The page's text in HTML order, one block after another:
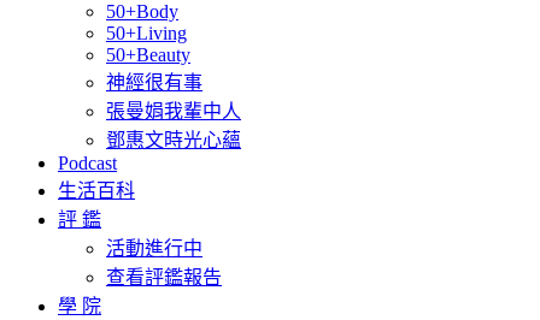
50+Body
50+Living
50+Beauty
神經很有事
張曼娟我輩中人
鄧惠文時光心蘊
Podcast
生活百科
評 鑑
活動進行中
查看評鑑報告
學 院